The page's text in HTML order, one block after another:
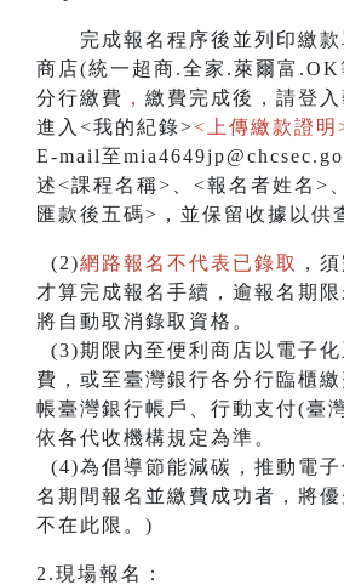
完成報名程序後並列印繳款
商店(統一超商.全家.萊爾富.OK
分行繳費 ， 繳費完成後，請登入
進入<我的紀錄><上傳繳款證明
E-mail至
述<課程名稱>、<報名者姓名>
匯款後五碼>，並保留收據以供
(2)網路報名不代表已錄取
，
才算完成報名手續，逾報名期
將自動取消錄取資格。
(3)期限內至便利商店以電子化
費，或至臺灣銀行各分行臨櫃
帳臺灣銀行帳戶、行動支付(臺
依各代收機構規定為準。
(4)為倡導節能減碳，推動電子
名期間報名並繳費成功者，將
不在此限。)
2.現場報名：